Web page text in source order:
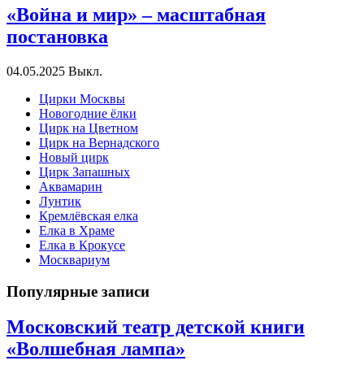
«Война и мир» – масштабная
постановка
04.05.2025 Выкл.
Цирки Москвы
Новогодние ёлки
Цирк на Цветном
Цирк на Вернадского
Новый цирк
Цирк Запашных
Аквамарин
Лунтик
Кремлёвская елка
Елка в Храме
Елка в Крокусе
Москвариум
Популярные записи
Московский театр детской книги
«Волшебная лампа»